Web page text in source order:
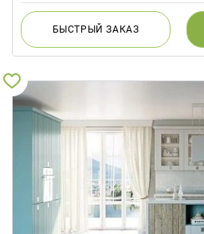
БЫСТРЫЙЗАКАЗ